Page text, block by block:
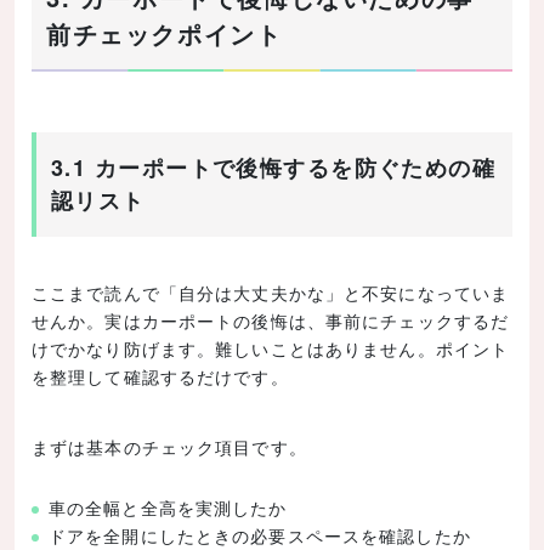
前チェックポイント
3.1 カーポートで後悔するを防ぐための確
認リスト
ここまで読んで「自分は大丈夫かな」と不安になっていま
せんか。実はカーポートの後悔は、事前にチェックするだ
けでかなり防げます。難しいことはありません。ポイント
を整理して確認するだけです。
まずは基本のチェック項目です。
車の全幅と全高を実測したか
ドアを全開にしたときの必要スペースを確認したか